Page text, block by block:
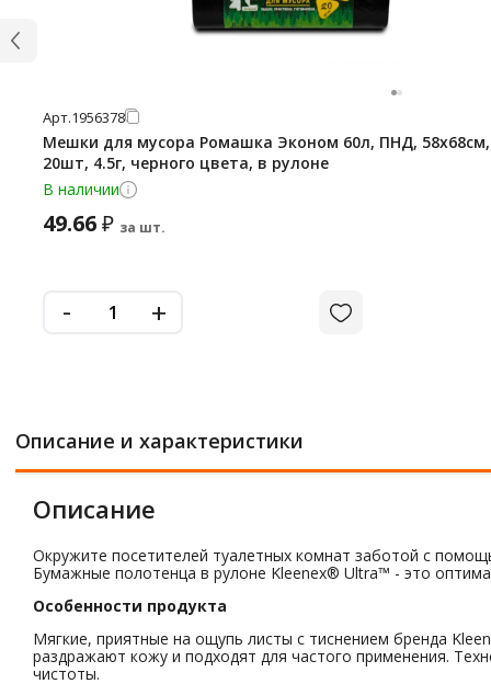
Арт.1956378
Мешки для мусора Ромашка Эконом 60л, ПНД,
20шт, 4.5г, черного цвета, в рулоне
В наличии
49.66₽ за шт.
- +
Описание и характеристики
Описание
Окружите посетителей туалетных комнат заботой с
Бумажные полотенца в рулоне Kleenex® Ultra™ - это
Особенности продукта
Мягкие, приятные на ощупь листы с тиснением бренда
раздражают кожу и подходят для частого применения.
чистоты.